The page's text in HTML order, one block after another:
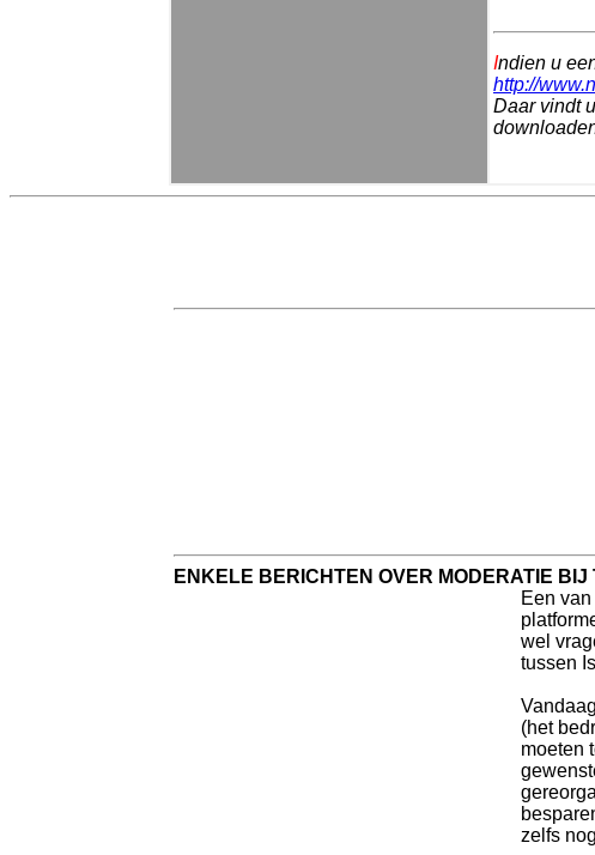
Indien u
http://
Daar vindt
ENKELE BERICHTEN OVER MODERATIE
Een
wel
tussen
(het
moeten
zelfs